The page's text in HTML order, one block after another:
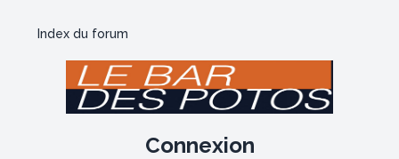
Index du forum
Connexion